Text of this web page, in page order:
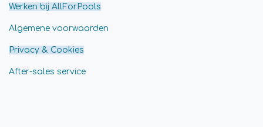
Werken bij AllForPools
Algemene voorwaarden
Privacy & Cookies
After-sales service